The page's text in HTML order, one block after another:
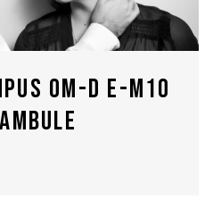
OM-D E-M10